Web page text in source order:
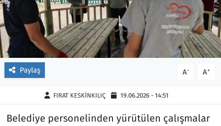
Paylaş A- A+
FIRAT KESKİNKILIÇ 19.06.2026 - 14:51
Belediye personelinden yürütülen çalışmalar
Video
Yazarlar
Ara
Kültür Sanat
Malkara
Marmaraereğlisi
Sağlık
Saray